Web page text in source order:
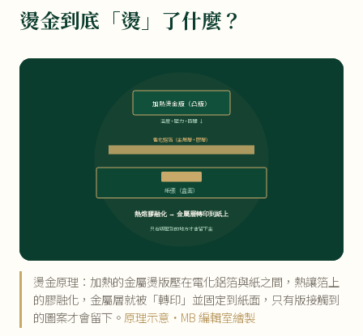
燙金到底「燙」了什麼？
加熱燙金版（凸版）
溫度 + 壓力 + 時間 ↓
電化鋁箔（金屬層 + 膠層）
紙張（盒面）
熱熔膠融化 → 金屬層轉印到紙上
只有版壓到的地方才會留下金
燙金原理：加熱的金屬燙版壓在電化鋁箔與紙之間，熱讓箔上
的膠融化，金屬層就被「轉印」並固定到紙面，只有版接觸到
的圖案才會留下。 原理示意・MB 編輯室繪製